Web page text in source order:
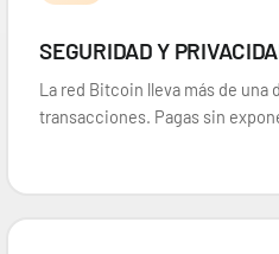
379,90 €
SEGURIDAD Y
La red Bitcoin lleva más de una
transacciones. Pagas sin